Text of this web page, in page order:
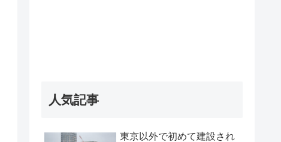
人気記事
東京以外で初めて建設され